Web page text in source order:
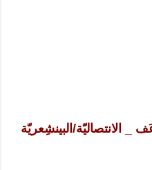
_ الانتصاليّة/البينشِعريّة